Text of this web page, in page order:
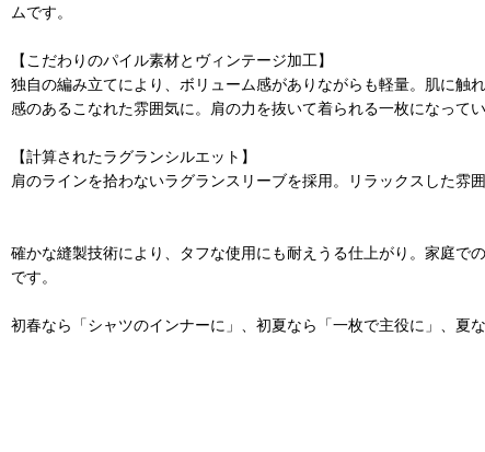
ムです。
【こだわりのパイル素材とヴィンテージ加工】
独自の編み立てにより、ボリューム感がありながらも軽量。肌に触
感のあるこなれた雰囲気に。肩の力を抜いて着られる一枚になってい
【計算されたラグランシルエット】
肩のラインを拾わないラグランスリーブを採用。リラックスした雰
確かな縫製技術により、タフな使用にも耐えうる仕上がり。家庭で
です。
初春なら「シャツのインナーに」、初夏なら「一枚で主役に」、夏